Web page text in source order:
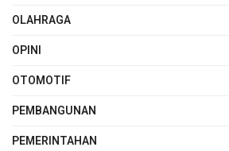
OLAHRAGA
OPINI
OTOMOTIF
PEMBANGUNAN
PEMERINTAHAN